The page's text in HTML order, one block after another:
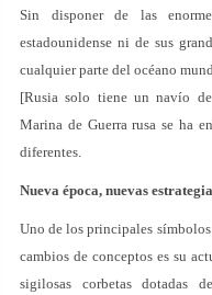
Sin disponer de las
estadounidense ni de sus
cualquier parte del océano
[Rusia solo tiene un navío
Marina de Guerra rusa se ha
diferentes.
Nueva época, nuevas
Uno de los principales
cambios de conceptos es su
sigilosas corbetas dotadas